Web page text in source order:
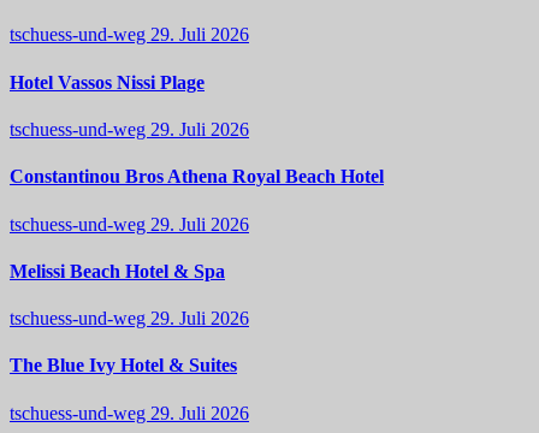
tschuess-und-weg 29. Juli 2026
Hotel Vassos Nissi Plage
tschuess-und-weg 29. Juli 2026
Constantinou Bros Athena Royal Beach Hotel
tschuess-und-weg 29. Juli 2026
Melissi Beach Hotel & Spa
tschuess-und-weg 29. Juli 2026
The Blue Ivy Hotel & Suites
tschuess-und-weg 29. Juli 2026